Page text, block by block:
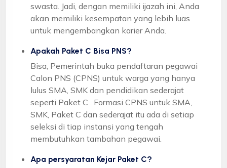
swasta. Jadi, dengan memiliki ijazah ini, Anda
akan memiliki kesempatan yang lebih luas
untuk mengembangkan karier Anda.
Apakah Paket C Bisa PNS?
Bisa, Pemerintah buka pendaftaran pegawai
Calon PNS (CPNS) untuk warga yang hanya
lulus SMA, SMK dan pendidikan sederajat
seperti Paket C . Formasi CPNS untuk SMA,
SMK, Paket C dan sederajat itu ada di setiap
seleksi di tiap instansi yang tengah
membutuhkan tambahan pegawai.
Apa persyaratan Kejar Paket C?